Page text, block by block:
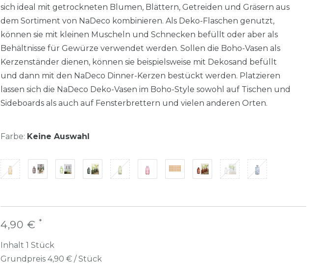
sich ideal mit getrockneten Blumen, Blättern, Getreiden und Gräsern aus
dem Sortiment von NaDeco kombinieren. Als Deko-Flaschen genutzt,
können sie mit kleinen Muscheln und Schnecken befüllt oder aber als
Behältnisse für Gewürze verwendet werden. Sollen die Boho-Vasen als
Kerzenständer dienen, können sie beispielsweise mit Dekosand befüllt
und dann mit den NaDeco Dinner-Kerzen bestückt werden. Platzieren
lassen sich die NaDeco Deko-Vasen im Boho-Style sowohl auf Tischen und
Sideboards als auch auf Fensterbrettern und vielen anderen Orten.
Farbe: Keine Auswahl
4,90 € *
Inhalt 1 Stück
Grundpreis 4,90 € / Stück